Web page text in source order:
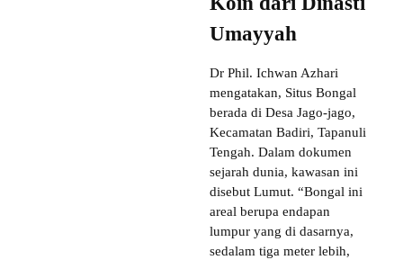
Umayyah
Dr Phil. Ichwan Azhari
mengatakan, Situs Bongal
berada di Desa Jago-jago,
Kecamatan Badiri, Tapanuli
Tengah. Dalam dokumen
sejarah dunia, kawasan ini
disebut Lumut. “Bongal ini
areal berupa endapan
lumpur yang di dasarnya,
sedalam tiga meter lebih,